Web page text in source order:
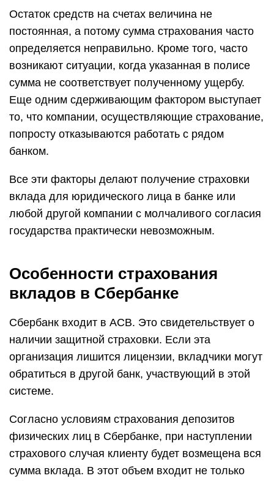
Остаток средств на счетах величина не
постоянная, а потому сумма страхования часто
определяется неправильно. Кроме того, часто
возникают ситуации, когда указанная в полисе
сумма не соответствует полученному ущербу.
Еще одним сдерживающим фактором выступает
то, что компании, осуществляющие страхование,
попросту отказываются работать с рядом
банком.
Все эти факторы делают получение страховки
вклада для юридического лица в банке или
любой другой компании с молчаливого согласия
государства практически невозможным.
Особенности страхования
вкладов в Сбербанке
Сбербанк входит в АСВ. Это свидетельствует о
наличии защитной страховки. Если эта
организация лишится лицензии, вкладчики могут
обратиться в другой банк, участвующий в этой
системе.
Согласно условиям страхования депозитов
физических лиц в Сбербанке, при наступлении
страхового случая клиенту будет возмещена вся
сумма вклада. В этот объем входит не только